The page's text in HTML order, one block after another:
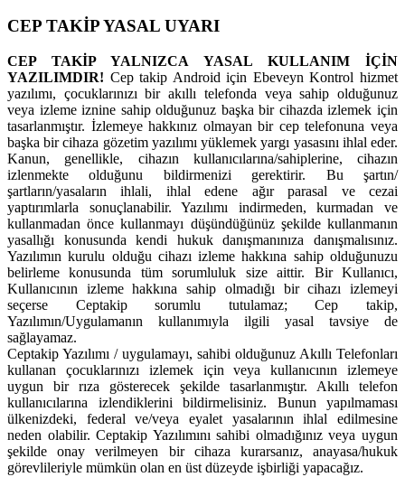
CEP TAKİP YASAL UYARI
CEP TAKİP YALNIZCA YASAL KULLANIM İÇİN
YAZILIMDIR! Cep takip Android için Ebeveyn Kontrol hizmet
yazılımı, çocuklarınızı bir akıllı telefonda veya sahip olduğunuz
veya izleme iznine sahip olduğunuz başka bir cihazda izlemek için
tasarlanmıştır. İzlemeye hakkınız olmayan bir cep telefonuna veya
başka bir cihaza gözetim yazılımı yüklemek yargı yasasını ihlal eder.
Kanun, genellikle, cihazın kullanıcılarına/sahiplerine, cihazın
izlenmekte olduğunu bildirmenizi gerektirir. Bu şartın/
şartların/yasaların ihlali, ihlal edene ağır parasal ve cezai
yaptırımlarla sonuçlanabilir. Yazılımı indirmeden, kurmadan ve
kullanmadan önce kullanmayı düşündüğünüz şekilde kullanmanın
yasallığı konusunda kendi hukuk danışmanınıza danışmalısınız.
Yazılımın kurulu olduğu cihazı izleme hakkına sahip olduğunuzu
belirleme konusunda tüm sorumluluk size aittir. Bir Kullanıcı,
Kullanıcının izleme hakkına sahip olmadığı bir cihazı izlemeyi
seçerse Ceptakip sorumlu tutulamaz; Cep takip,
Yazılımın/Uygulamanın kullanımıyla ilgili yasal tavsiye de
sağlayamaz.
Ceptakip Yazılımı / uygulamayı, sahibi olduğunuz Akıllı Telefonları
kullanan çocuklarınızı izlemek için veya kullanıcının izlemeye
uygun bir rıza gösterecek şekilde tasarlanmıştır. Akıllı telefon
kullanıcılarına izlendiklerini bildirmelisiniz. Bunun yapılmaması
ülkenizdeki, federal ve/veya eyalet yasalarının ihlal edilmesine
neden olabilir. Ceptakip Yazılımını sahibi olmadığınız veya uygun
şekilde onay verilmeyen bir cihaza kurarsanız, anayasa/hukuk
görevlileriyle mümkün olan en üst düzeyde işbirliği yapacağız.